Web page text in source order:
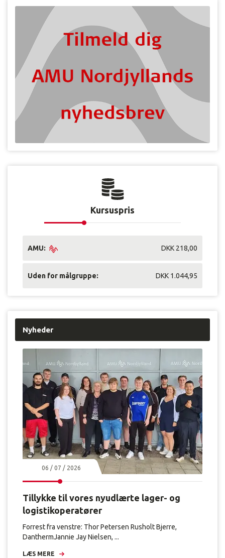
Kursuspris
AMU: DKK 218,00
Uden for målgruppe: DKK 1.044,95
Nyheder
06 / 07 / 2026
Tillykke til vores nyudlærte lager- og
logistikoperatører
Forrest fra venstre: Thor Petersen Rusholt Bjerre,
DanthermJannie Jay Nielsen, ...
LÆS MERE